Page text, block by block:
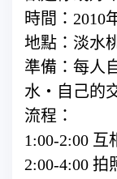
時間：2010
地點：淡水
準備：每人
水‧自己的
流程：
1:00-2:00
2:00-4:00 拍